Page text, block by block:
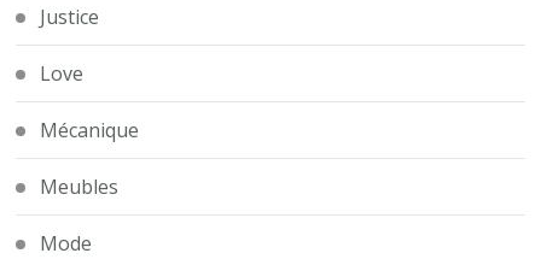
Justice
Love
Mécanique
Meubles
Mode